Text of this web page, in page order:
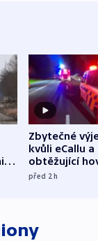
Zbytečné
kvůli eCallu a
obtěžující
zdržují
před 2h